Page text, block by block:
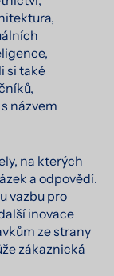
si také
názvem
na kterých
a odpovědí.
vazbu pro
inovace
ze strany
zákaznická